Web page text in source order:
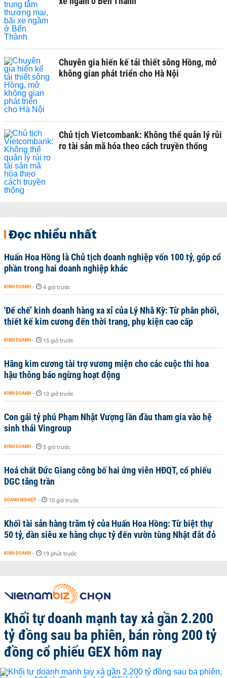
Chuyên gia hiến kế tái thiết sông Hồng, mở
không gian phát triển cho Hà Nội
Chủ tịch Vietcombank: Không thể quản lý rủi
ro tài sản mã hóa theo cách truyền thống
Đọc nhiều nhất
Huấn Hoa Hồng là Chủ tịch doanh nghiệp vốn 100 tỷ, góp cổ
phần trong hai doanh nghiệp khác
KINH DOANH - 4 giờ trước
'Đế chế’ kinh doanh hàng xa xỉ của Lý Nhã Kỳ: Từ phân phối,
thiết kế kim cương đến thời trang, phụ kiện cao cấp
KINH DOANH - 15 giờ trước
Hãng kim cương tài trợ vương miện cho các cuộc thi hoa
hậu thông báo ngừng hoạt động
KINH DOANH - 10 giờ trước
Con gái tỷ phú Phạm Nhật Vượng lần đầu tham gia vào hệ
sinh thái Vingroup
KINH DOANH - 5 giờ trước
Hoá chất Đức Giang công bố hai ứng viên HĐQT, cổ phiếu
DGC tăng trần
DOANH NGHIỆP - 10 giờ trước
Khối tài sản hàng trăm tỷ của Huấn Hoa Hồng: Từ biệt thự
50 tỷ, dàn siêu xe hàng chục tỷ đến vườn tùng Nhật đắt đỏ
KINH DOANH - 19 phút trước
Khối tự doanh mạnh tay xả gần 2.200
tỷ đồng sau ba phiên, bán ròng 200 tỷ
đồng cổ phiếu GEX hôm nay